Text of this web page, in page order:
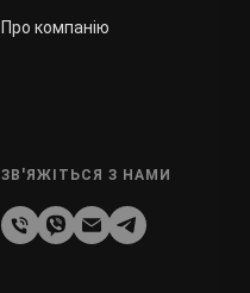
Про компанію
ЗВ'ЯЖІТЬСЯ З НАМИ